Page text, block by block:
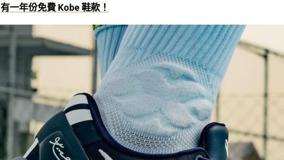
有一年份免費 Kobe 鞋款！